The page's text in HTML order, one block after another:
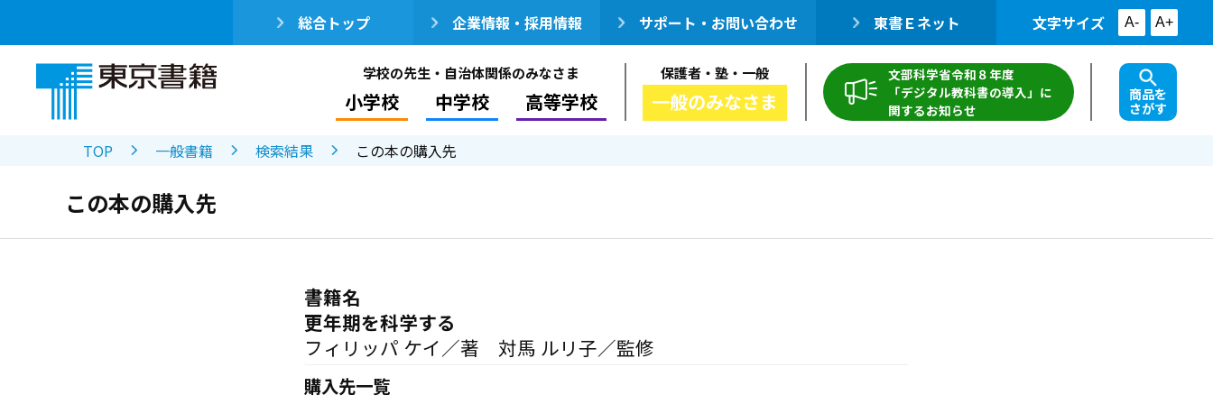
総合トップ 企業情報・採用情報 サポート・お問い合わせ 東書Ｅネット 文字サイズ A- A+
学校の先生・自治体関係のみなさま
小学校 中学校 高等学校
保護者・塾・一般
一般のみなさま
文部科学省令和８年度
「デジタル教科書の導入」に
関するお知らせ
商品を
さがす
TOP 一般書籍 検索結果 この本の購入先
この本の購入先
書籍名
更年期を科学する
フィリッパ ケイ／著 対馬 ルリ子／監修
購入先一覧